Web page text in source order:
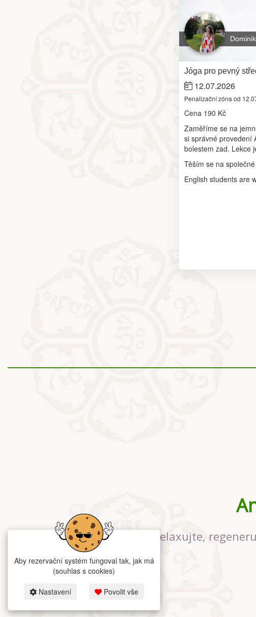
Jóga pro pevný
12.07.2026
Penalizační zóna od
Cena 190 Kč
Zaměříme se na
si správné provedení
bolestem zad. Lekce
Těším se na
English students are
Relaxujte,
Aby rezervační systém fungoval tak, jak má
(souhlas s cookies)
Nastavení Povolit vše